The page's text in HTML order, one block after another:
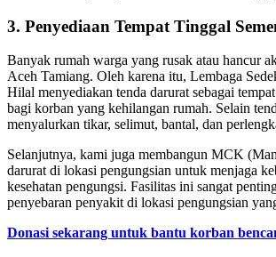
3. Penyediaan Tempat Tinggal
Banyak rumah warga yang rusak atau hancur
Aceh Tamiang. Oleh karena itu, Lembaga
Hilal menyediakan tenda darurat sebagai
bagi korban yang kehilangan rumah. Selain
menyalurkan tikar, selimut, bantal, dan
Selanjutnya, kami juga membangun MCK
darurat di lokasi pengungsian untuk menjaga
kesehatan pengungsi. Fasilitas ini sangat
penyebaran penyakit di lokasi pengungsian
Donasi sekarang untuk bantu korban